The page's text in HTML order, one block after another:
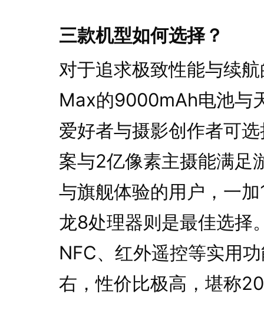
三款机型如何选择？
对于追求极致性能与续
Max的9000mAh电池与
爱好者与摄影创作者可
案与2亿像素主摄能满足
与旗舰体验的用户，一
龙8处理器则是最佳选择
NFC、红外遥控等实用
右，性价比极高，堪称